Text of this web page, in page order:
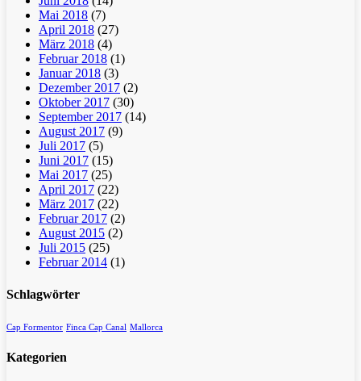
Mai 2018 (7)
April 2018 (27)
März 2018 (4)
Februar 2018 (1)
Januar 2018 (3)
Dezember 2017 (2)
Oktober 2017 (30)
September 2017 (14)
August 2017 (9)
Juli 2017 (5)
Juni 2017 (15)
Mai 2017 (25)
April 2017 (22)
März 2017 (22)
Februar 2017 (2)
August 2015 (2)
Juli 2015 (25)
Februar 2014 (1)
Schlagwörter
Cap Formentor Finca Cap Canal Mallorca
Kategorien